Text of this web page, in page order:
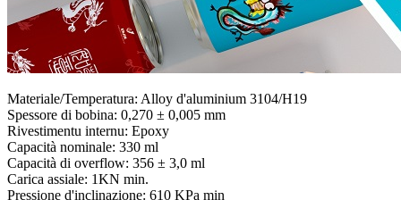
Materiale/Temperatura: Alloy d'aluminium 3104/H19
Spessore di bobina: 0,270 ± 0,005 mm
Rivestimentu internu: Epoxy
Capacità nominale: 330 ml
Capacità di overflow: 356 ± 3,0 ml
Carica assiale: 1KN min.
Pressione d'inclinazione: 610 KPa min